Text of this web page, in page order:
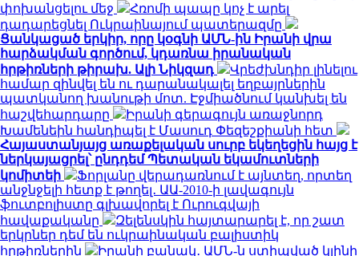
փոխանցելու մեջ
Հռոմի պապը կոչ է արել
դադարեցնել Ուկրաինայում պատերազմը
Ցանկացած երկիր, որը կօգնի ԱՄՆ-ին Իրանի վրա
հարձակման գործում, կդառնա իրանական
հրթիռների թիրախ. Ալի Նիկզադ
Վրեժխնդիր լինելու
համար զինվել են ու դարանակալել եղբայրներին
պատկանող խանութի մոտ. Էջմիածնում կանխել են
հաշվեհարդարը
Իրանի գերագույն առաջնորդ
Խամենեին հանդիպել է Մասուդ Փեզեշքիանի հետ
Հայաստանյայց առաքելական սուրբ եկեղեցին հայց է
ներկայացրել՝ ընդդեմ Պետական եկամուտների
կոմիտեի
Ֆորլանը վերադառնում է այնտեղ, որտեղ
անջնջելի հետք է թողել․ ԱԱ-2010-ի լավագույն
ֆուտբոլիստը գլխավորել է Ուրուգվայի
հավաքականը
Զելենսկին հայտարարել է, որ շատ
երկրներ դեմ են ուկրաինական բալիստիկ
հրթիռներին
Իրանի բանակ․ ԱՄՆ-ն ստիպված կլինի